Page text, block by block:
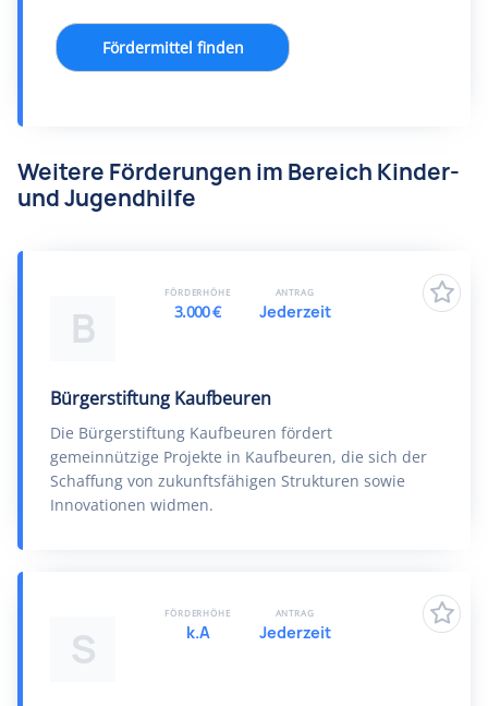
Fördermittel finden
Weitere Förderungen im Bereich Kinder-
und Jugendhilfe
B
Bürgerstiftung Kaufbeuren
Die Bürgerstiftung Kaufbeuren fördert
gemeinnützige Projekte in Kaufbeuren, die sich der
Schaffung von zukunftsfähigen Strukturen sowie
Innovationen widmen.
FÖRDERHÖHE
3.000 €
ANTRAG
Jederzeit
S
FÖRDERHÖHE
k.A
ANTRAG
Jederzeit